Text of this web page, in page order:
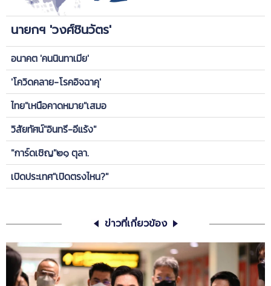
นายกฯ 'วงศ์ชินวัตร'
อนาคต 'คนนินทาเมีย'
'โควิดคลาย-โรคอิจฉาคุ'
ไทย"เหนือคาดหมาย"เสมอ
วิสัยทัศน์"อินทรี-อีแร้ง"
"การ์ดเชิญ"๒๑ ตุลา.
เปิดประเทศ"เปิดตรงไหน?"
ข่าวที่เกี่ยวข้อง